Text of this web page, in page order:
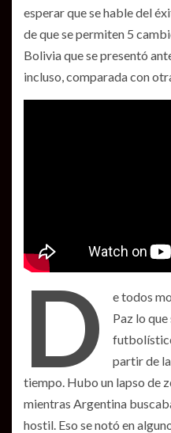
esperar que se hable del
de que se permiten 5
Bolivia que se presentó
incluso, comparada con
D
e todos
Paz lo
partir de
tiempo. Hubo un lapso de
mientras Argentina
hostil. Eso se notó en